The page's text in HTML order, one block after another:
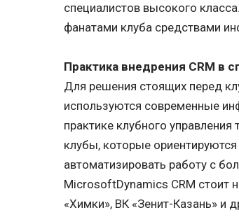
специалистов высокого
фанатами клуба средствами
Практика внедрения CRM в
Для решения стоящих перед
используются современные
практике клубного
клубы, которые
автоматизировать работу с
MicrosoftDynamics CRM стоит
«Химки», ВК «Зенит-Казань» и